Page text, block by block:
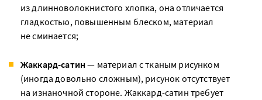
из длинноволокнистого хлопка, она отличается
гладкостью, повышенным блеском, материал
не сминается;
Жаккард-сатин — материал с тканым рисунком
(иногда довольно сложным), рисунок отсутствует
на изнаночной стороне. Жаккард-сатин требует